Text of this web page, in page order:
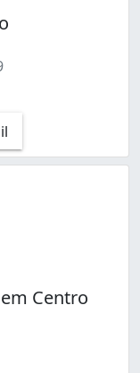
Centro